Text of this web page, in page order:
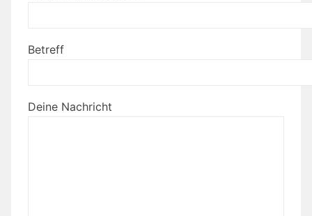
Betreff
Deine Nachricht